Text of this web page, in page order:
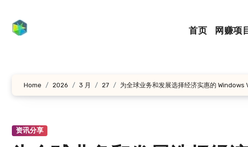
首页 网赚项
Home 2026 3 月 27 为全球业务和发展选择经济实惠的 Windows
资讯分享